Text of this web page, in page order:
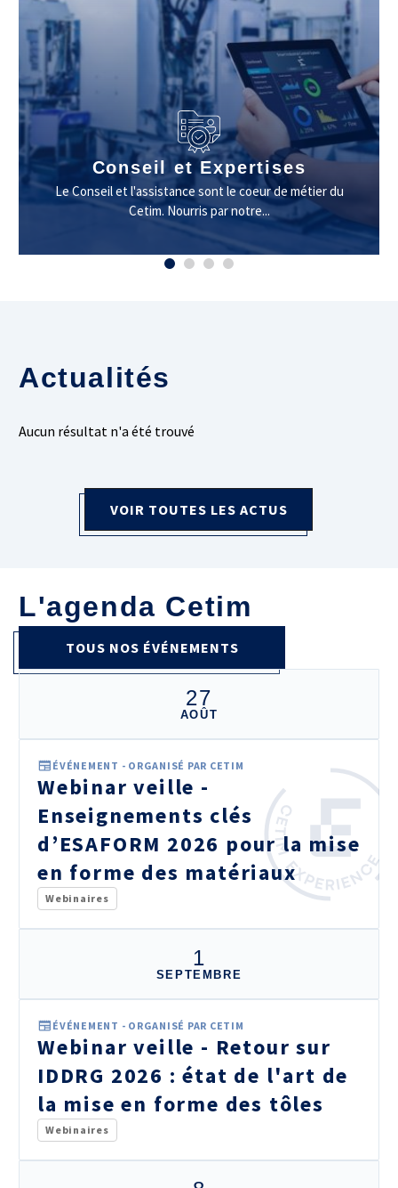
Conseil et Expertises
Le Conseil et l'assistance sont le coeur de métier du
Cetim. Nourris par notre...
Actualités
Aucun résultat n'a été trouvé
VOIR TOUTES LES ACTUS
L'agenda Cetim
TOUS NOS ÉVÉNEMENTS
27
AOÛT
ÉVÉNEMENT - ORGANISÉ PAR CETIM
Webinar veille -
Enseignements clés
d’ESAFORM 2026 pour la mise
en forme des matériaux
Webinaires
1
SEPTEMBRE
ÉVÉNEMENT - ORGANISÉ PAR CETIM
Webinar veille - Retour sur
IDDRG 2026 : état de l'art de
la mise en forme des tôles
Webinaires